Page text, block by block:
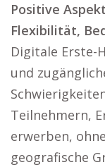
Positive
Flexibilität,
Digitale Erste-
und
Teilnehmern,
erwerben,
geografische